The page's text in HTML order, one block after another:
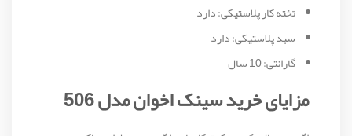
تخته کار پلاستیکی: دارد
سبد پلاستیکی: دارد
گارانتی: 10 سال
مزایای خرید سینک اخوان مدل 506